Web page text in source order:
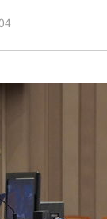
목한 韓축구 파문…"
수색에 성접대 파
윤리위, '돌려차기 발
순직 책임' 임성근, 항
, '관저이전 봐주기
환자 4천명 돌파,
폭 하락"…수도권 폭